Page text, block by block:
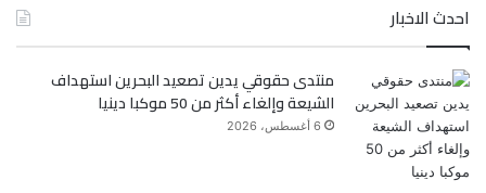
ب
و
ك
ت
ر
احدث الاخبار
منتدى حقوقي يدين تصعيد البحرين استهداف
الشيعة وإلغاء أكثر من 50 موكبا دينيا
6 أغسطس، 2026